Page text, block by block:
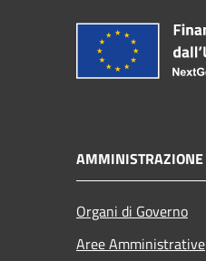
AMMINISTRAZIONE
Organi di Governo
Aree Amministrative